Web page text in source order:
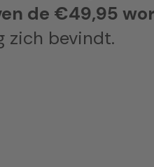
de €49,95
zich bevindt.